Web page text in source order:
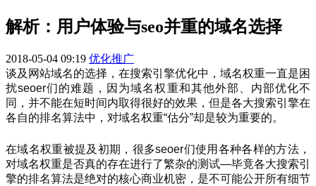
解析：用户体验与seo并重的域名选择
2018-05-04 09:19 优化推广
谈及网站域名的选择，在搜索引擎优化中，域名权重一直是困
扰seoer们的难题，因为域名权重和其他外部、内部优化不
同，并不能在短时间内取得很好的效果，但是各大搜索引擎在
各自的排名算法中，对域名权重“估分”却是较为重要的。
在域名权重被提及初期，很多seoer们使用各种各样的方法，
对域名权重是否真的存在进行了繁杂的测试—毕竟各大搜索引
擎的排名算法是绝对的核心商业机密，是不可能公开所有细节